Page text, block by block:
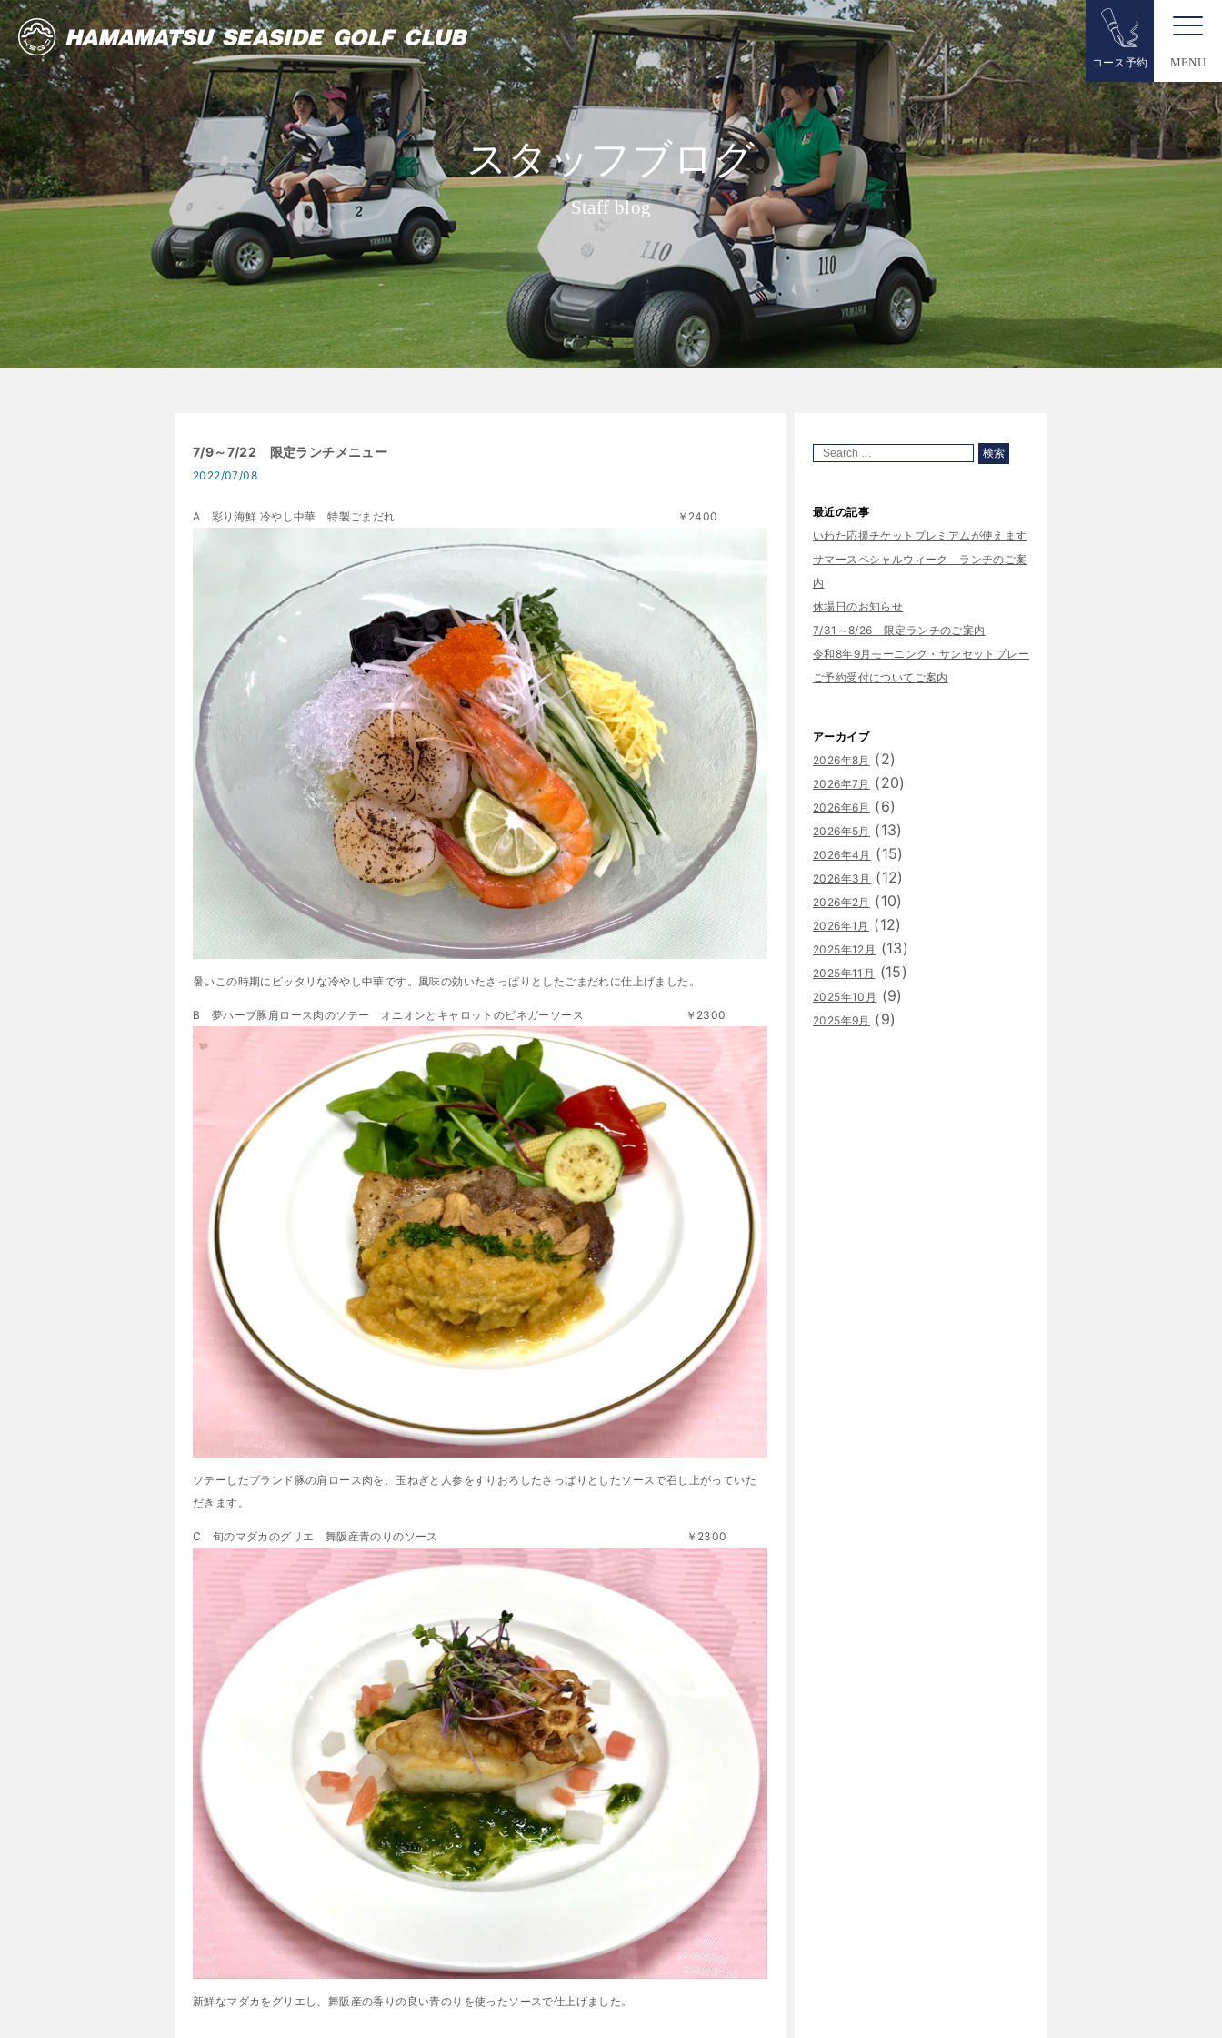
MENU
コース予約
スタッフブログ
Staff blog
7/9～7/22 限定ランチメニュー
2022/07/08
A 彩り海鮮 冷やし中華 特製ごまだれ ￥2400
暑いこの時期にピッタリな冷やし中華です。風味の効いたさっぱりとしたごまだれに仕上げました。
B 夢ハーブ豚肩ロース肉のソテー オニオンとキャロットのビネガーソース ￥2300
ソテーしたブランド豚の肩ロース肉を、玉ねぎと人参をすりおろしたさっぱりとしたソースで召し上がっていた
だきます。
C 旬のマダカのグリエ 舞阪産青のりのソース ￥2300
新鮮なマダカをグリエし、舞阪産の香りの良い青のりを使ったソースで仕上げました。
最近の記事
いわた応援チケットプレミアムが使えます
サマースペシャルウィーク ランチのご案
内
休場日のお知らせ
7/31～8/26 限定ランチのご案内
令和8年9月モーニング・サンセットプレー
ご予約受付についてご案内
アーカイブ
2026年8月 (2)
2026年7月 (20)
2026年6月 (6)
2026年5月 (13)
2026年4月 (15)
2026年3月 (12)
2026年2月 (10)
2026年1月 (12)
2025年12月 (13)
2025年11月 (15)
2025年10月 (9)
2025年9月 (9)